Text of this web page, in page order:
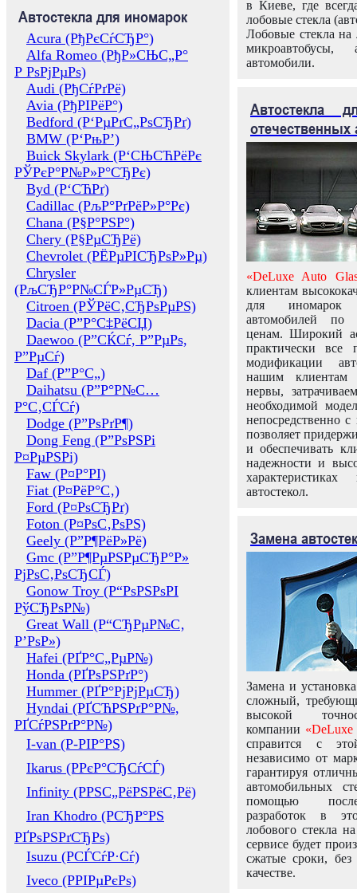
Автостекла для иномарок
Acura (РђРєСѓСЂР°)
Alfa Romeo (РђР»СЊС„Р°
Р РѕРјРµРѕ)
Audi (РђСѓРґРё)
Avia (РђРІРёР°)
Bedford (Р‘РµРґС„РѕСЂРґ)
BMW (Р‘РњР’)
Buick Skylark (Р‘СЊСЋРёРє
РЎРєР°Р№Р»Р°СЂРє)
Byd (Р‘СЋРґ)
Cadillac (РљР°РґРёР»Р°Рє)
Chana (Р§Р°РЅР°)
Chery (Р§РµСЂРё)
Chevrolet (РЁРµРІСЂРѕР»Рµ)
Chrysler
(РљСЂР°Р№СЃР»РµСЂ)
Citroen (РЎРёС‚СЂРѕРµРЅ)
Dacia (Р”Р°С‡РёСЏ)
Daewoo (Р”СЌСѓ, Р”РµРѕ,
Р”РµСѓ)
Daf (Р”Р°С„)
Daihatsu (Р”Р°Р№С…
Р°С‚СЃСѓ)
Dodge (Р”РѕРґР¶)
Dong Feng (Р”РѕРЅРі
Р¤РµРЅРі)
Faw (Р¤Р°РІ)
Fiat (Р¤РёР°С‚)
Ford (Р¤РѕСЂРґ)
Foton (Р¤РѕС‚РѕРЅ)
Geely (Р”Р¶РёР»Рё)
Gmc (Р”Р¶РµРЅРµСЂР°Р»
РјРѕС‚РѕСЂСЃ)
Gonow Troy (Р“РѕРЅРѕРІ
РўСЂРѕР№)
Great Wall (Р“СЂРµР№С‚
Р’РѕР»)
Hafei (РҐР°С„РµР№)
Honda (РҐРѕРЅРґР°)
Hummer (РҐР°РјРјРµСЂ)
Hyndai (РҐСЋРЅРґР°Р№,
РҐСѓРЅРґР°Р№)
I-van (Р-РІР°РЅ)
Ikarus (РРєР°СЂСѓСЃ)
Infinity (РРЅС„РёРЅРёС‚Рё)
Iran Khodro (РСЂР°РЅ
РҐРѕРЅРґСЂРѕ)
Isuzu (РСЃСѓР·Сѓ)
Iveco (РРІРµРєРѕ)
в Киеве, где
лобовые стекла
Лобовые стекла на
микроавтобусы,
автомобили.
Автостекла
отечественных
«DeLuxe Auto
клиентам
для иномарок
автомобилей
ценам. Широкий
практически все
модификации
нашим клиентам
нервы,
необходимой
непосредственно
позволяет
и обеспечивать
надежности и
автостекол.
Замена
Замена и
сложный,
высокой
компании «DeLuxe
справится с
независимо от
гарантируя
автомобильных
помощью
разработок в
лобового стекла
сервисе будет
сжатые сроки,
качестве.